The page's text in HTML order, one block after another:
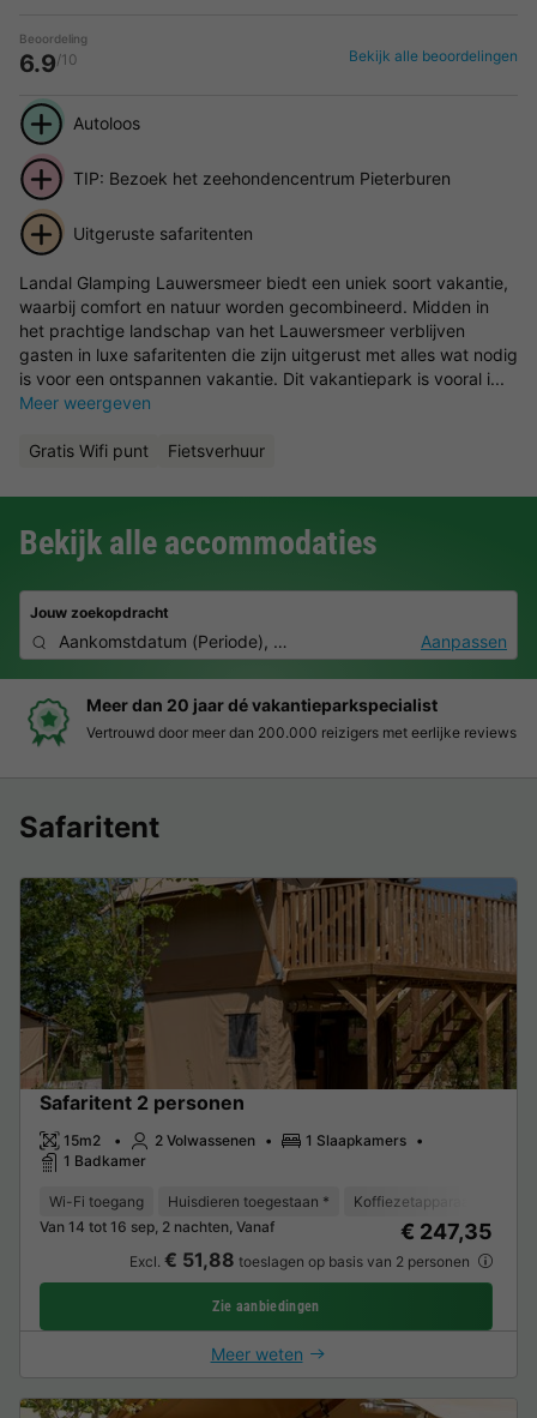
Beoordeling
6.9/10 Bekijk alle beoordelingen
Autoloos
TIP: Bezoek het zeehondencentrum Pieterburen
Uitgeruste safaritenten
Landal Glamping Lauwersmeer biedt een uniek soort vakantie,
waarbij comfort en natuur worden gecombineerd. Midden in
het prachtige landschap van het Lauwersmeer verblijven
gasten in luxe safaritenten die zijn uitgerust met alles wat nodig
is voor een ontspannen vakantie. Dit vakantiepark is vooral i...
Meer weergeven
Gratis Wifi punt Fietsverhuur
Bekijk alle accommodaties
Jouw zoekopdracht
Aankomstdatum (Periode), 2 deelnemers, 0 huisdierAanpassen
Meer dan 20 jaar dé vakantieparkspecialist
Vertrouwd door meer dan 200.000 reizigers met eerlijke reviews
Safaritent
Safaritent 2 personen
15m2 2 Volwassenen
1 Slaapkamers
1 Badkamer
Wi-Fi toegang Huisdieren toegestaan * Koffiezetapparaat
Van 14 tot 16 sep, 2 nachten, Vanaf
€ 247,35
Excl. € 51,88 toeslagen op basis van 2 personen
Zie aanbiedingen
Meer weten